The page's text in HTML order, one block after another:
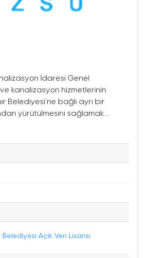
İdaresi Genel
kanalizasyon hizmetlerinin
Belediyesi’ne bağlı ayrı bir
yürütülmesini sağlamak...
Açık Veri Lisansı